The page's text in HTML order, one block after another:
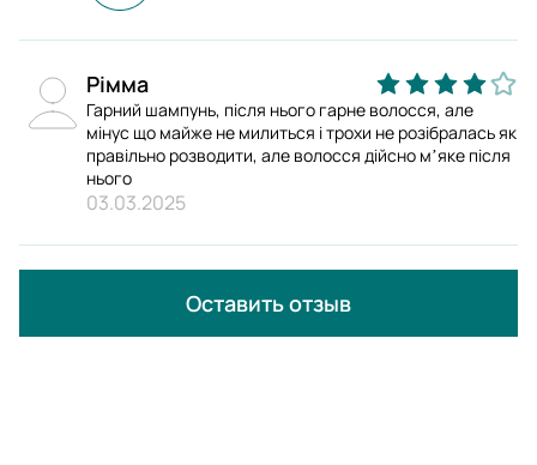
Рімма
Гарний шампунь, після нього гарне волосся, але
мінус що майже не милиться і трохи не розібралась як
правільно розводити, але волосся дійсно мʼяке після
нього
03.03.2025
Оставить отзыв